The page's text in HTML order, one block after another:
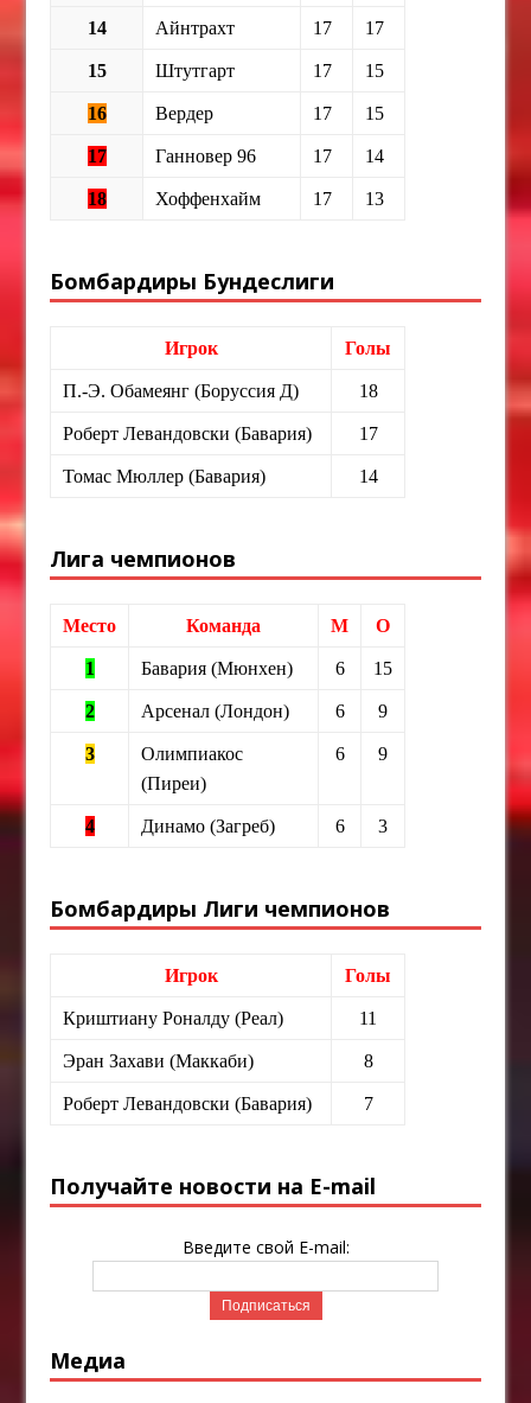
14 Айнтрахт 17 17
15 Штутгарт 17 15
16 Вердер 17 15
17 Ганновер 96 17 14
18 Хоффенхайм 17 13
Бомбардиры Бундеслиги
Игрок Голы
П.-Э. Обамеянг (Боруссия Д) 18
Роберт Левандовски (Бавария) 17
Томас Мюллер (Бавария) 14
Лига чемпионов
Место Команда М О
1 Бавария (Мюнхен) 6 15
2 Арсенал (Лондон) 6 9
3
Олимпиакос
(Пиреи)
6 9
4 Динамо (Загреб) 6 3
Бомбардиры Лиги чемпионов
Игрок Голы
Криштиану Роналду (Реал) 11
Эран Захави (Маккаби) 8
Роберт Левандовски (Бавария) 7
Получайте новости на E-mail
Введите свой E-mail:
Медиа